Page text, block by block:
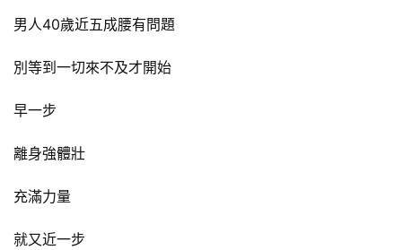
男人40歲近五成腰有問題
別等到一切來不及才開始
早一步
離身強體壯
充滿力量
就又近一步